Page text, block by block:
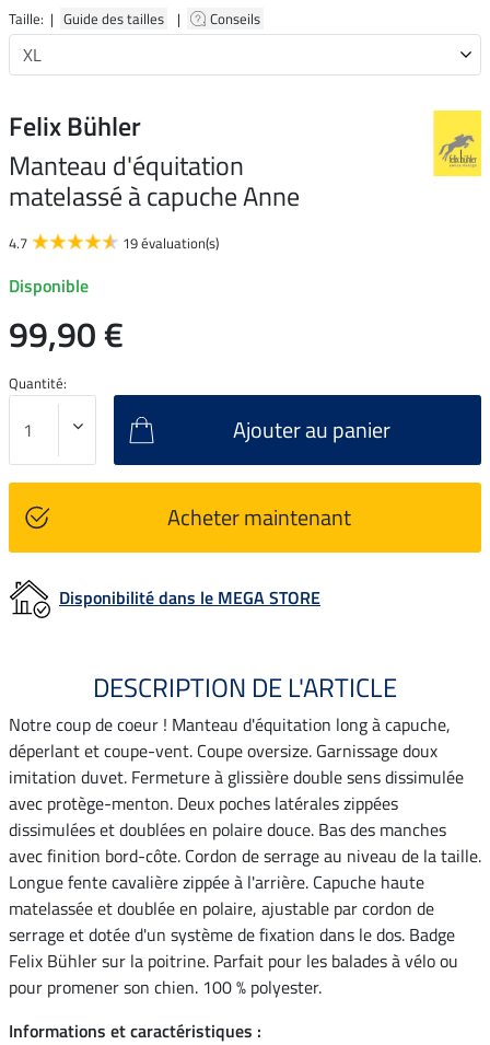
Taille: | Guide des tailles | Conseils
Felix Bühler
Manteau d'équitation
matelassé à capuche Anne
4.7 19 évaluation(s)
Disponible
99,90 €
Quantité:
Ajouter au panier
Acheter maintenant
Disponibilité dans le MEGA STORE
DESCRIPTION DE L'ARTICLE
Notre coup de coeur ! Manteau d'équitation long à capuche,
déperlant et coupe-vent. Coupe oversize. Garnissage doux
imitation duvet. Fermeture à glissière double sens dissimulée
avec protège-menton. Deux poches latérales zippées
dissimulées et doublées en polaire douce. Bas des manches
avec finition bord-côte. Cordon de serrage au niveau de la taille.
Longue fente cavalière zippée à l'arrière. Capuche haute
matelassée et doublée en polaire, ajustable par cordon de
serrage et dotée d'un système de fixation dans le dos. Badge
Felix Bühler sur la poitrine. Parfait pour les balades à vélo ou
pour promener son chien. 100 % polyester.
Informations et caractéristiques :